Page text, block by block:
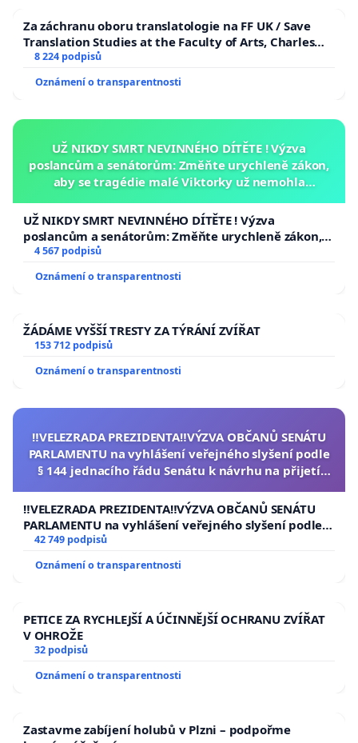
Za záchranu oboru translatologie na FF UK / Save
Translation Studies at the Faculty of Arts, Charles
University
8 224 podpisů
Oznámení o transparentnosti
UŽ NIKDY SMRT NEVINNÉHO DÍTĚTE ! Výzva
poslancům a senátorům: Změňte urychleně zákon,
aby se tragédie malé Viktorky už nemohla
UŽ NIKDY SMRT NEVINNÉHO DÍTĚTE ! Výzva
poslancům a senátorům: Změňte urychleně zákon,
aby se tragédie malé Viktorky už nemohla opakovat!
4 567 podpisů
Oznámení o transparentnosti
ŽÁDÁME VYŠŠÍ TRESTY ZA TÝRÁNÍ ZVÍŘAT
153 712 podpisů
Oznámení o transparentnosti
‼️VELEZRADA PREZIDENTA‼️VÝZVA OBČANŮ SENÁTU
PARLAMENTU na vyhlášení veřejného slyšení podle
§ 144 jednacího řádu Senátu k návrhu na přijetí
republiky
‼️VELEZRADA PREZIDENTA‼️VÝZVA OBČANŮ SENÁTU
PARLAMENTU na vyhlášení veřejného slyšení podle §
144 jednacího řádu Senátu k návrhu na přijetí
republiky
42 749 podpisů
Oznámení o transparentnosti
PETICE ZA RYCHLEJŠÍ A ÚČINNĚJŠÍ OCHRANU ZVÍŘAT
V OHROŽE
32 podpisů
Oznámení o transparentnosti
Zastavme zabíjení holubů v Plzni – podpořme